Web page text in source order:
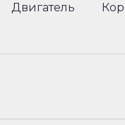
Двигатель